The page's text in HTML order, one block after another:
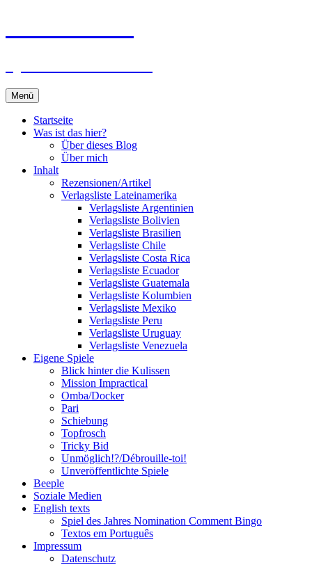
Menü
Startseite
Was ist das hier?
Über dieses Blog
Über mich
Inhalt
Rezensionen/Artikel
Verlagsliste Lateinamerika
Verlagsliste Argentinien
Verlagsliste Bolivien
Verlagsliste Brasilien
Verlagsliste Chile
Verlagsliste Costa Rica
Verlagsliste Ecuador
Verlagsliste Guatemala
Verlagsliste Kolumbien
Verlagsliste Mexiko
Verlagsliste Peru
Verlagsliste Uruguay
Verlagsliste Venezuela
Eigene Spiele
Blick hinter die Kulissen
Mission Impractical
Omba/Docker
Pari
Schiebung
Topfrosch
Tricky Bid
Unmöglich!?/Débrouille-toi!
Unveröffentlichte Spiele
Beeple
Soziale Medien
English texts
Spiel des Jahres Nomination Comment Bingo
Textos em Português
Impressum
Datenschutz